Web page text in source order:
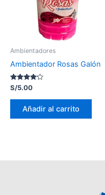
Ambientadores
Ambientador Rosas Galón
Valorado
con
4.00
S/5.00
Añadir al carrito